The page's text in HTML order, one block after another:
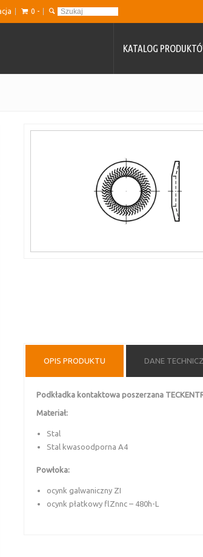
0 -
KATALOG
OPIS PRODUKTU DANE
Podkładka kontaktowa poszerzana
Materiał:
Stal
Stal kwasoodporna A4
Powłoka:
ocynk galwaniczny ZI
ocynk płatkowy flZnnc – 480h-L